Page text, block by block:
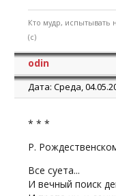
Кто мудр, испытывать
(с)
odin
Дата: Среда,
* * *
Р.
Все суета...
И вечный поиск